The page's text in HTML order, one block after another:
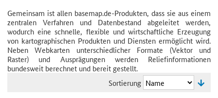
Gemeinsam ist allen basemap.de-Produkten, dass sie aus einem
zentralen Verfahren und Datenbestand abgeleitet werden,
wodurch eine schnelle, flexible und wirtschaftliche Erzeugung
von kartographischen Produkten und Diensten ermöglicht wird.
Neben Webkarten unterschiedlicher Formate (Vektor und
Raster) und Ausprägungen werden Reliefinformationen
bundesweit berechnet und bereit gestellt.
Sortierung